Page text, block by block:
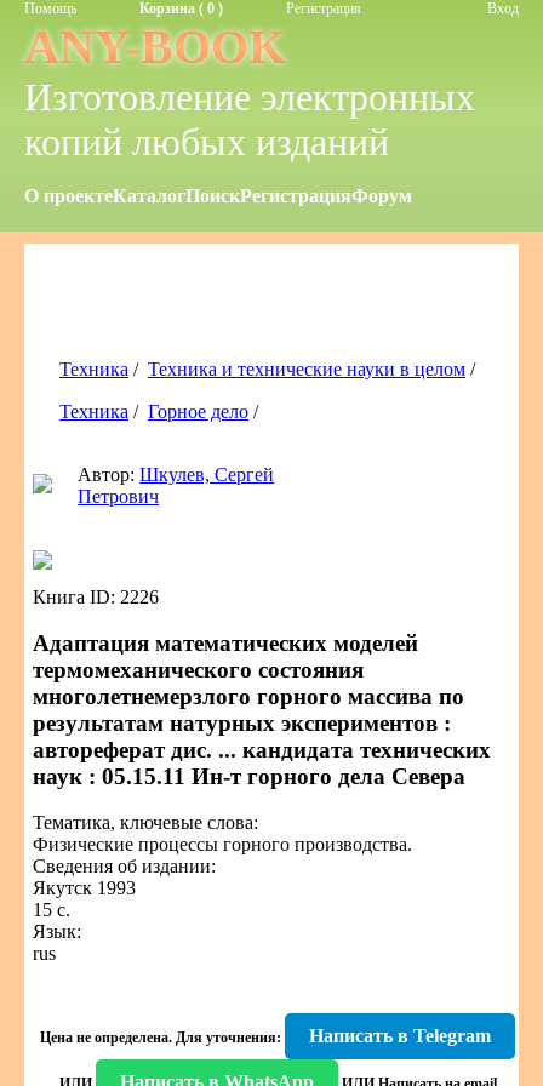
Помощь Корзина ( 0 ) Регистрация Вход
ANY-BOOK
Изготовление электронных
копий любых изданий
О проектеКаталогПоискРегистрацияФорум
Техника / Техника и технические науки в целом /
Техника / Горное дело /
Автор:Шкулев, Сергей
Петрович
Книга ID: 2226
Адаптация математических моделей
термомеханического состояния
многолетнемерзлого горного массива по
результатам натурных экспериментов :
автореферат дис. ... кандидата технических
наук : 05.15.11 Ин-т горного дела Севера
Тематика, ключевые слова:
Физические процессы горного производства.
Сведения об издании:
Якутск 1993
15 с.
Язык:
rus
Цена не определена. Для уточнения: Написать в Telegram
Написать в WhatsApp